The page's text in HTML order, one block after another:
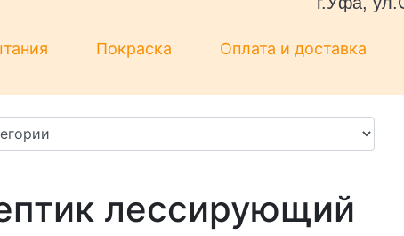
Покраска Оплата и доставка
лессирующий